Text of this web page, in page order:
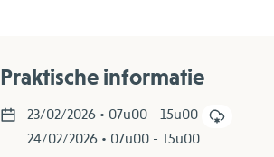
Praktische informatie
23/02/2026 • 07u00 - 15u00
24/02/2026 • 07u00 - 15u00